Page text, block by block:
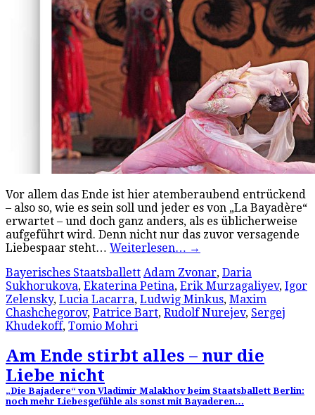
Vor allem das Ende ist hier atemberaubend entrückend
– also so, wie es sein soll und jeder es von „La Bayadère“
erwartet – und doch ganz anders, als es üblicherweise
aufgeführt wird. Denn nicht nur das zuvor versagende
Liebespaar steht… Weiterlesen… →
Bayerisches Staatsballett Adam Zvonar, Daria
Sukhorukova, Ekaterina Petina, Erik Murzagaliyev, Igor
Zelensky, Lucia Lacarra, Ludwig Minkus, Maxim
Chashchegorov, Patrice Bart, Rudolf Nurejev, Sergej
Khudekoff, Tomio Mohri
Am Ende stirbt alles – nur die
Liebe nicht
„Die Bajadere“ von Vladimir Malakhov beim Staatsballett Berlin:
noch mehr Liebesgefühle als sonst mit Bayaderen…